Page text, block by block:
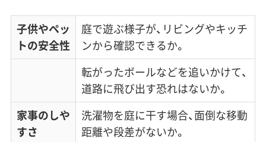
子供やペッ
トの安全性
庭で遊ぶ様子が、リビングやキッチ
ンから確認できるか。
転がったボールなどを追いかけて、
道路に飛び出す恐れはないか。
家事のしや
すさ
洗濯物を庭に干す場合、面倒な移動
距離や段差がないか。